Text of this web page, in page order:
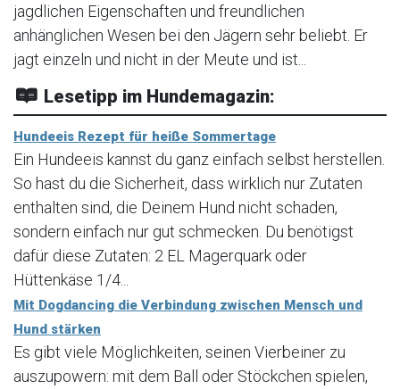
jagdlichen Eigenschaften und freundlichen
anhänglichen Wesen bei den Jägern sehr beliebt. Er
jagt einzeln und nicht in der Meute und ist...
Lesetipp im Hundemagazin:
Hundeeis Rezept für heiße Sommertage
Ein Hundeeis kannst du ganz einfach selbst herstellen.
So hast du die Sicherheit, dass wirklich nur Zutaten
enthalten sind, die Deinem Hund nicht schaden,
sondern einfach nur gut schmecken. Du benötigst
dafür diese Zutaten: 2 EL Magerquark oder
Hüttenkäse 1/4...
Mit Dogdancing die Verbindung zwischen Mensch und
Hund stärken
Es gibt viele Möglichkeiten, seinen Vierbeiner zu
auszupowern: mit dem Ball oder Stöckchen spielen,